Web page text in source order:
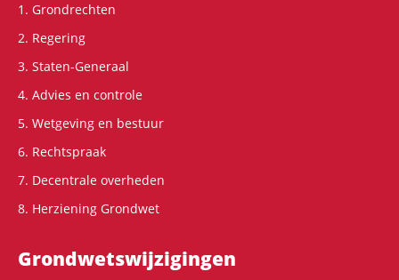
1. Grondrechten
2. Regering
3. Staten-Generaal
4. Advies en controle
5. Wetgeving en bestuur
6. Rechtspraak
7. Decentrale overheden
8. Herziening Grondwet
Grondwets­wijzigingen